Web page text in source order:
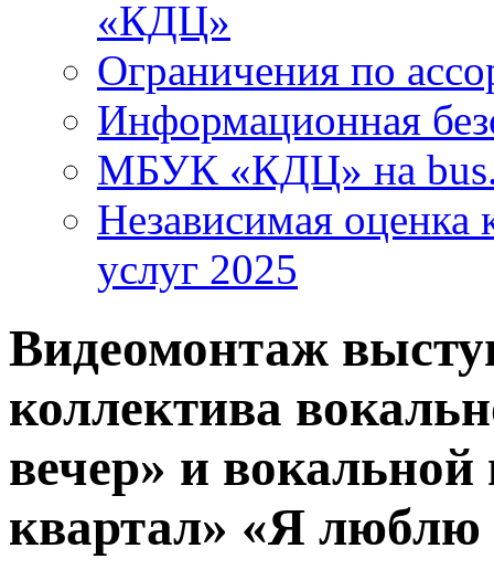
«КДЦ»
Ограничения по
Информационная
МБУК «КДЦ» на
Независимая оценка
услуг 2025
Видеомонтаж
коллектива
вечер» и
квартал» «Я люблю